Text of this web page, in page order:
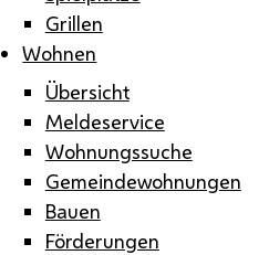
Grillen
Wohnen
Übersicht
Meldeservice
Wohnungssuche
Gemeindewohnungen
Bauen
Förderungen